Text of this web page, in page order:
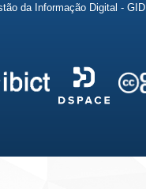
da Informação Digital - GID